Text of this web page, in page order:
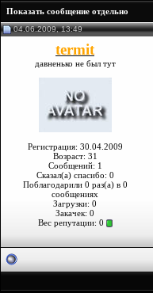
Показать сообщение отдельно
04.06.2009, 13:49
termit
давненько не был тут
Регистрация: 30.04.2009
Возраст: 31
Сообщений: 1
Сказал(а) спасибо: 0
Поблагодарили 0 раз(а) в 0
сообщениях
Загрузки: 0
Закачек: 0
Вес репутации: 0